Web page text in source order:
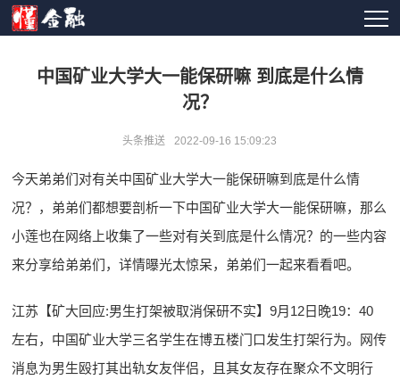
中国矿业大学大一能保研嘛 到底是什么情
况？
头条推送 2022-09-16 15:09:23
今天弟弟们对有关中国矿业大学大一能保研嘛到底是什么情
况？，弟弟们都想要剖析一下中国矿业大学大一能保研嘛，那么
小莲也在网络上收集了一些对有关到底是什么情况？的一些内容
来分享给弟弟们，详情曝光太惊呆，弟弟们一起来看看吧。
江苏【矿大回应:男生打架被取消保研不实】9月12日晚19：40
左右，中国矿业大学三名学生在博五楼门口发生打架行为。网传
消息为男生殴打其出轨女友伴侣，且其女友存在聚众不文明行